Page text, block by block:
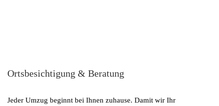
Ortsbesichtigung & Beratung
Jeder Umzug beginnt bei Ihnen zuhause. Damit wir Ihr